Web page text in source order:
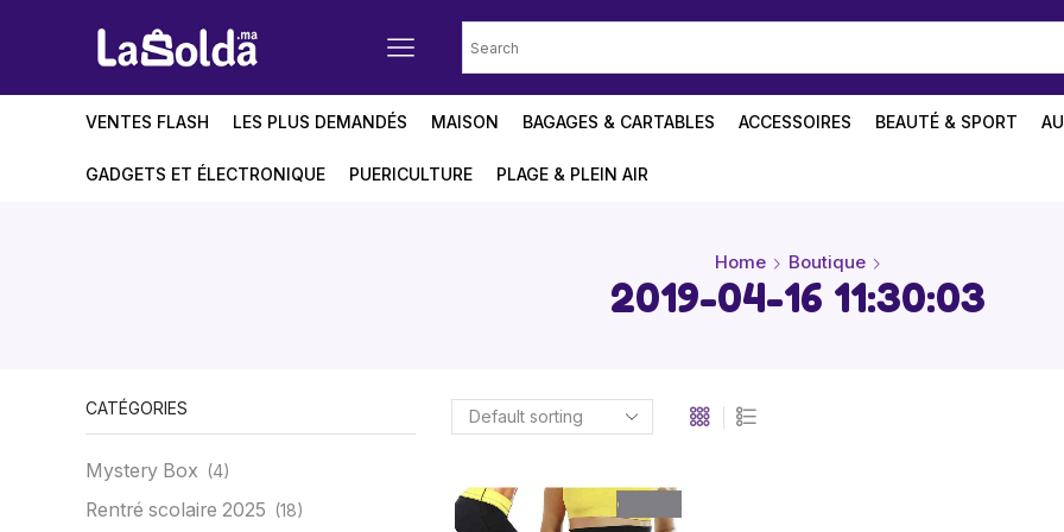
VENTES FLASH LES PLUS DEMANDÉS MAISON BAGAGES & CARTABLES ACCESSOIRES BEAUTÉ & SPORT
GADGETS ET ÉLECTRONIQUE PUERICULTURE PLAGE & PLEIN AIR
Home Boutique
2019-04-16 11:30:03
CATÉGORIES
Mystery Box (4)
Rentré scolaire 2025 (18)